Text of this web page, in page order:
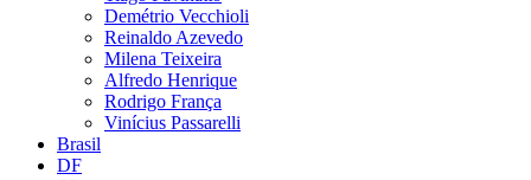
Demétrio Vecchioli
Reinaldo Azevedo
Milena Teixeira
Alfredo Henrique
Rodrigo França
Vinícius Passarelli
Brasil
DF